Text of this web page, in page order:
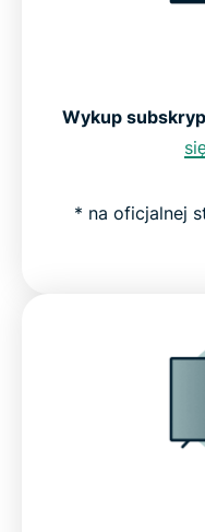
Wykup
* na oficjalnej